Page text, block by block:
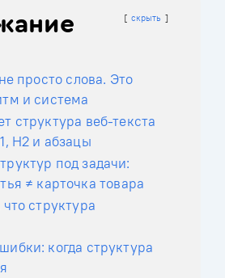
скрыть
просто слова. Это
и система
структура веб-текста
H2 и абзацы
под задачи:
≠ карточка товара
структура
когда структура